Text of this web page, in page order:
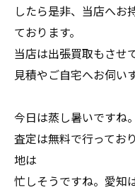
したら是非、当店へお
ております。
当店は出張買取もさせ
見積やご自宅へお伺い
今日は蒸し暑いですね
査定は無料で行ってお
地は
忙しそうですね。愛知